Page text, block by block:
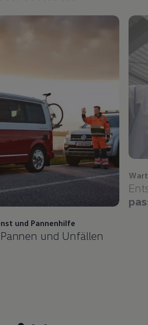
und Pannenhilfe
und Unfällen